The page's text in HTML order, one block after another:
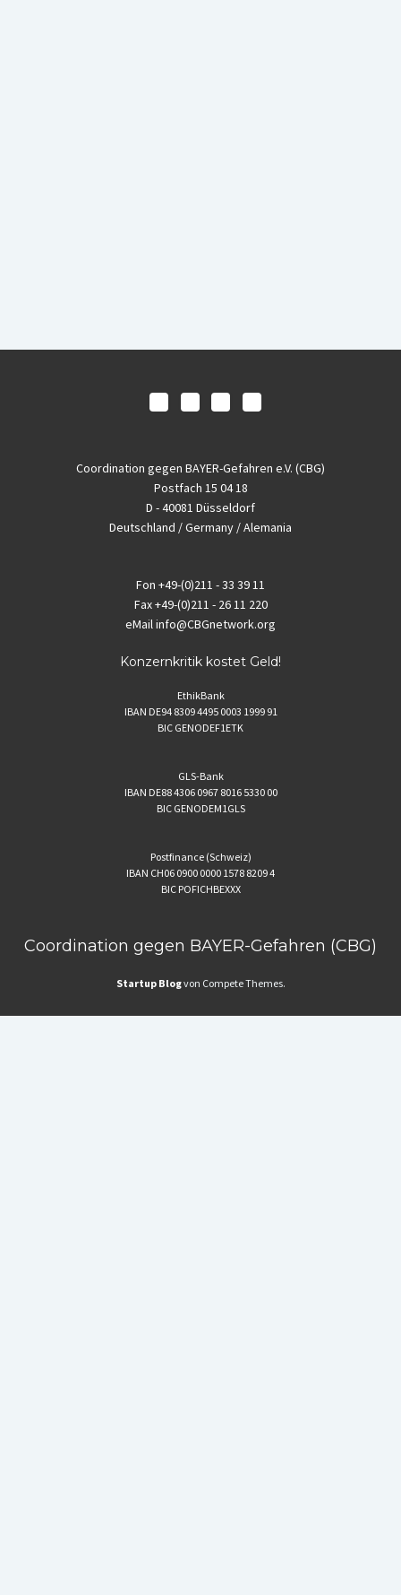
Coordination gegen BAYER-Gefahren e.V. (CBG)
Postfach 15 04 18
D - 40081 Düsseldorf
Deutschland / Germany / Alemania
Fon +49-(0)211 - 33 39 11
Fax+49-(0)211 - 26 11 220
eMailinfo@CBGnetwork.org
Konzernkritik kostet Geld!
EthikBank
IBAN DE94 8309 4495 0003 1999 91
BIC GENODEF1ETK
GLS-Bank
IBAN DE88 4306 0967 8016 5330 00
BIC GENODEM1GLS
Postfinance (Schweiz)
IBAN CH06 0900 0000 1578 8209 4
BIC POFICHBEXXX
Coordination gegen BAYER-Gefahren (CBG)
Startup Blogvon Compete Themes.